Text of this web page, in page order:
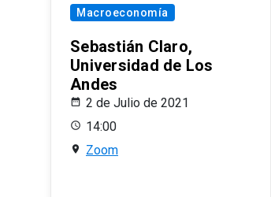
Macroeconomía
Sebastián Claro,
Universidad de Los
Andes
2 de Julio de 2021
14:00
Zoom